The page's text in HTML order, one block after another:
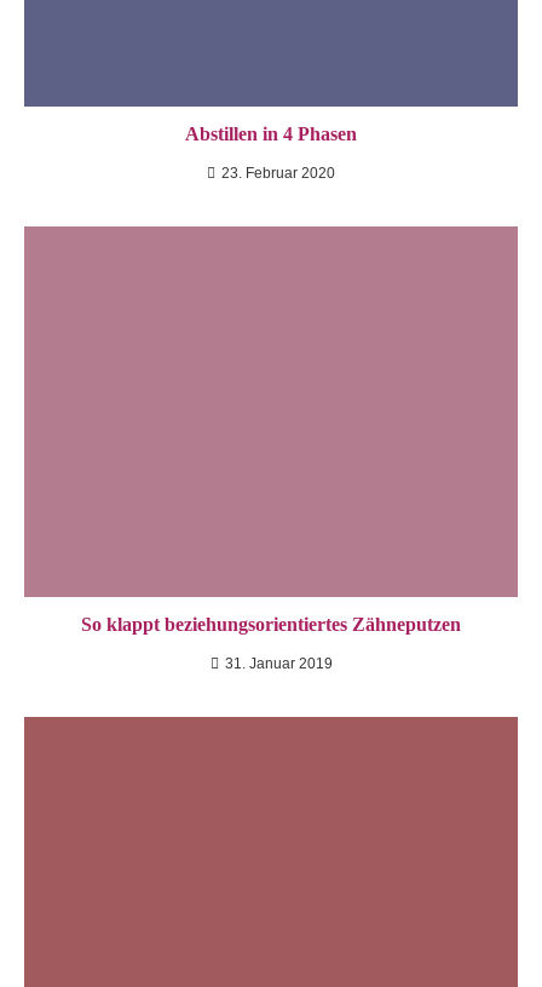
Abstillen in 4 Phasen
23. Februar 2020
So klappt beziehungsorientiertes Zähneputzen
31. Januar 2019